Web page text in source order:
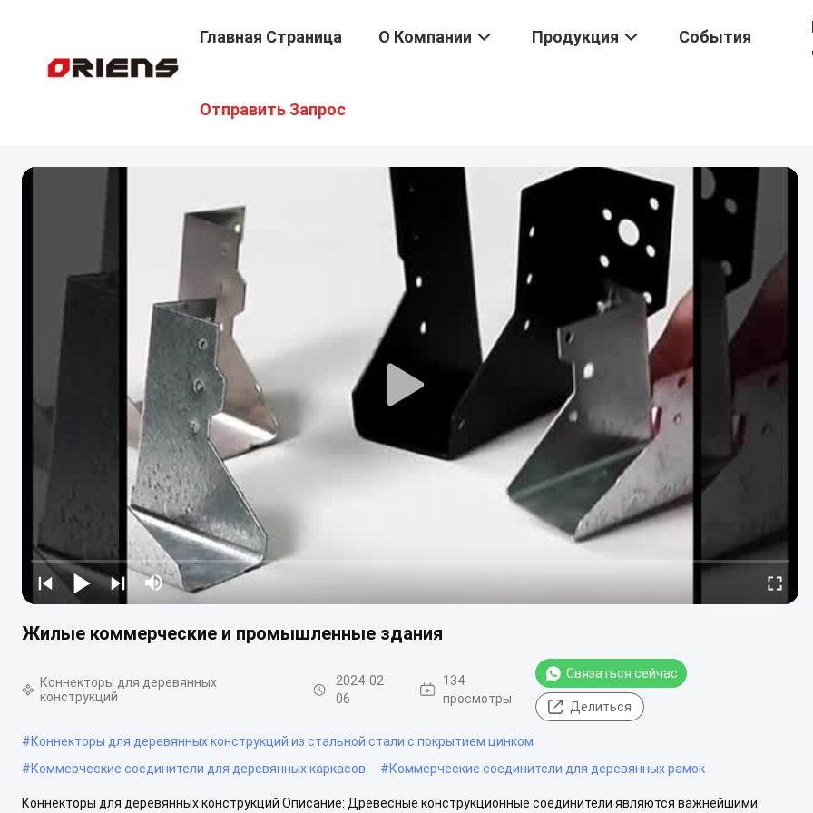
Главная Страница О Компании Продукция События
Отправить Запрос
Жилые коммерческие и промышленные здания
Коннекторы для деревянных
конструкций
2024-02-
06
134
просмотры
Связаться сейчас
Делиться
#Коннекторы для деревянных конструкций из стальной стали с покрытием цинком
#Коммерческие соединители для деревянных каркасов #Коммерческие соединители для деревянных рамок
Коннекторы для деревянных конструкций Описание: Древесные конструкционные соединители являются важнейшими